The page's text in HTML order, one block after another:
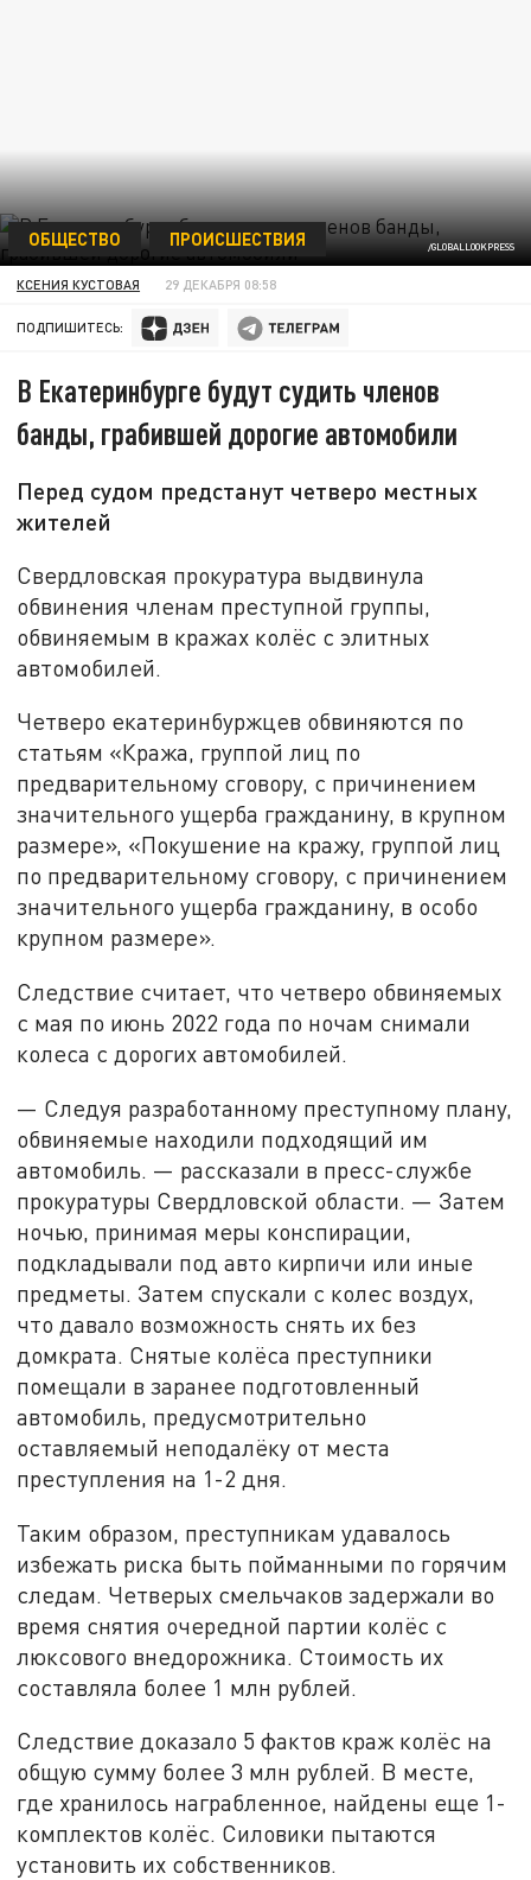
/GLOBALLOOKPRESS
ОБЩЕСТВО ПРОИСШЕСТВИЯ
КСЕНИЯ КУСТОВАЯ 29 ДЕКАБРЯ 08:58
ПОДПИШИТЕСЬ:
В Екатеринбурге будут судить членов
банды, грабившей дорогие автомобили
Перед судом предстанут четверо местных
жителей
Свердловская прокуратура выдвинула
обвинения членам преступной группы,
обвиняемым в кражах колёс с элитных
автомобилей.
Четверо екатеринбуржцев обвиняются по
статьям «Кража, группой лиц по
предварительному сговору, с причинением
значительного ущерба гражданину, в крупном
размере», «Покушение на кражу, группой лиц
по предварительному сговору, с причинением
значительного ущерба гражданину, в особо
крупном размере».
Следствие считает, что четверо обвиняемых
с мая по июнь 2022 года по ночам снимали
колеса с дорогих автомобилей.
— Следуя разработанному преступному плану,
обвиняемые находили подходящий им
автомобиль. — рассказали в пресс-службе
прокуратуры Свердловской области. — Затем
ночью, принимая меры конспирации,
подкладывали под авто кирпичи или иные
предметы. Затем спускали с колес воздух,
что давало возможность снять их без
домкрата. Снятые колёса преступники
помещали в заранее подготовленный
автомобиль, предусмотрительно
оставляемый неподалёку от места
преступления на 1-2 дня.
Таким образом, преступникам удавалось
избежать риска быть пойманными по горячим
следам. Четверых смельчаков задержали во
время снятия очередной партии колёс с
люксового внедорожника. Стоимость их
составляла более 1 млн рублей.
Следствие доказало 5 фактов краж колёс на
общую сумму более 3 млн рублей. В месте,
где хранилось награбленное, найдены еще 1-
комплектов колёс. Силовики пытаются
установить их собственников.